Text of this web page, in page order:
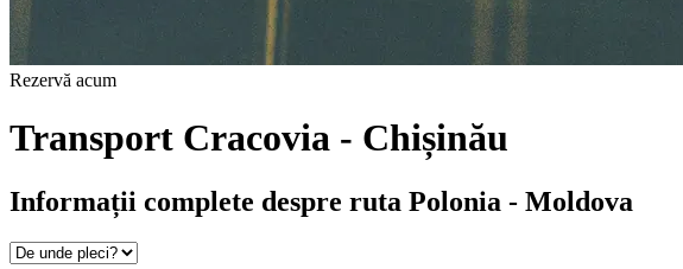
Rezervă acum
Transport Cracovia - Chișinău
Informații complete despre ruta Polonia - Moldova